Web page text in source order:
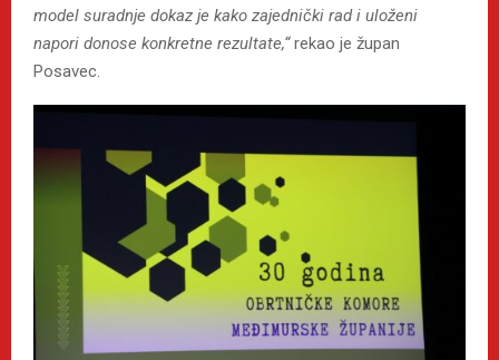
model suradnje dokaz je kako zajednički rad i uloženi
napori donose konkretne rezultate,“rekao je župan
Posavec.